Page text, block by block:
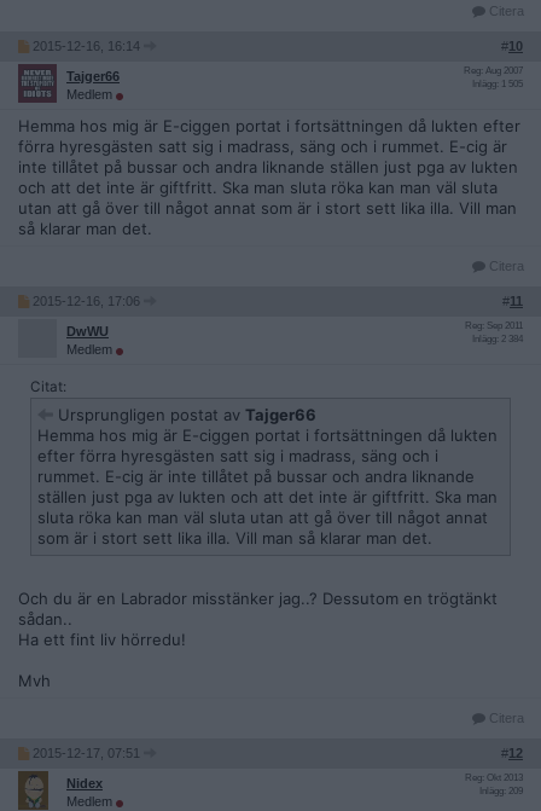
Citera
2015-12-16, 16:14 #10
Tajger66
Medlem
Reg: Aug 2007
Inlägg: 1 505
Hemma hos mig är E-ciggen portat i fortsättningen då lukten efter
förra hyresgästen satt sig i madrass, säng och i rummet. E-cig är
inte tillåtet på bussar och andra liknande ställen just pga av lukten
och att det inte är giftfritt. Ska man sluta röka kan man väl sluta
utan att gå över till något annat som är i stort sett lika illa. Vill man
så klarar man det.
Citera
2015-12-16, 17:06 #11
DwWU
Medlem
Reg: Sep 2011
Inlägg: 2 384
Citat:
Ursprungligen postat av Tajger66
Hemma hos mig är E-ciggen portat i fortsättningen då lukten
efter förra hyresgästen satt sig i madrass, säng och i
rummet. E-cig är inte tillåtet på bussar och andra liknande
ställen just pga av lukten och att det inte är giftfritt. Ska man
sluta röka kan man väl sluta utan att gå över till något annat
som är i stort sett lika illa. Vill man så klarar man det.
Och du är en Labrador misstänker jag..? Dessutom en trögtänkt
sådan..
Ha ett fint liv hörredu!
Mvh
Citera
2015-12-17, 07:51 #12
Nidex
Medlem
Reg: Okt 2013
Inlägg: 209